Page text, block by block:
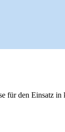
für den Einsatz in